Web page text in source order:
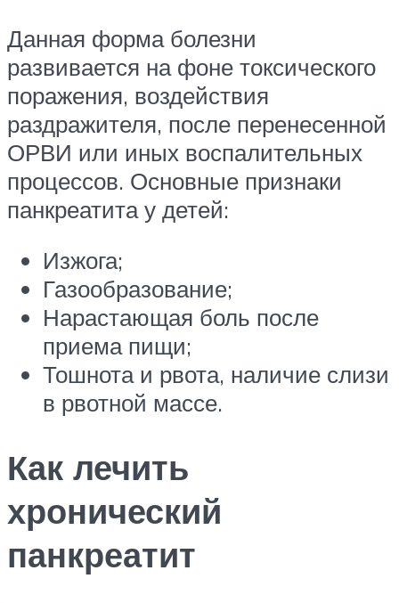
Данная форма болезни
развивается на фоне токсического
поражения, воздействия
раздражителя, после перенесенной
ОРВИ или иных воспалительных
процессов. Основные признаки
панкреатита у детей:
Изжога;
Газообразование;
Нарастающая боль после
приема пищи;
Тошнота и рвота, наличие слизи
в рвотной массе.
Как лечить
хронический
панкреатит